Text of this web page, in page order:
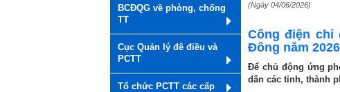
BCĐQG về phòng, chống
TT
Cục Quản lý đê điều và
PCTT
Tổ chức PCTT các cấp
(Ngày 04/06/2026)
Công điện chỉ
Đông năm 2026
Để chủ động ứng
dân các tỉnh, thành